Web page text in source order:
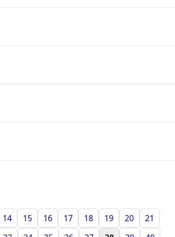
14 15 16 17 18 19 20
21